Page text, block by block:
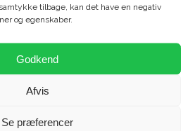
tilbage, kan det have en negativ
og egenskaber.
Godkend
Afvis
Se præferencer